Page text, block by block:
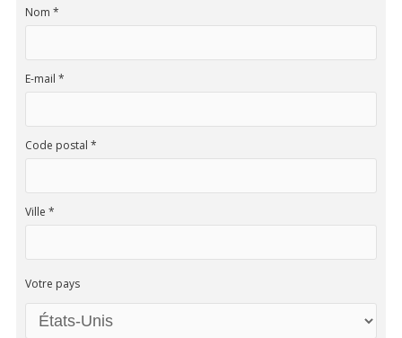
Nom *
E-mail *
Code postal *
Ville *
Votre pays